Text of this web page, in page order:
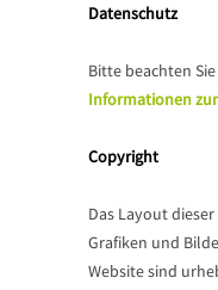
Datenschutz
Bitte beachten
Informationen
Copyright
Das Layout
Grafiken und
Website sind